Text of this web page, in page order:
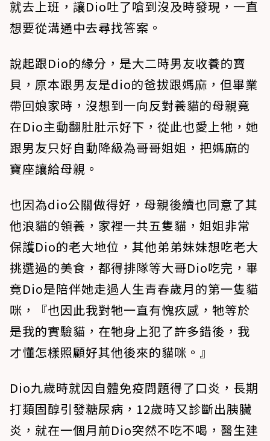
就去上班，讓Dio吐了嗆到沒及時發現，一直
想要從溝通中去尋找答案。
說起跟Dio的緣分，是大二時男友收養的寶
貝，原本跟男友是dio的爸拔跟媽麻，但畢業
帶回娘家時，沒想到一向反對養貓的母親竟
在Dio主動翻肚肚示好下，從此也愛上牠，她
跟男友只好自動降級為哥哥姐姐，把媽麻的
寶座讓給母親。
也因為dio公關做得好，母親後續也同意了其
他浪貓的領養，家裡一共五隻貓，姐姐非常
保護Dio的老大地位，其他弟弟妹妹想吃老大
挑選過的美食，都得排隊等大哥Dio吃完，畢
竟Dio是陪伴她走過人生青春歲月的第一隻貓
咪，『也因此我對牠一直有愧疚感，牠等於
是我的實驗貓，在牠身上犯了許多錯後，我
才懂怎樣照顧好其他後來的貓咪。』
Dio九歲時就因自體免疫問題得了口炎，長期
打類固醇引發糖尿病，12歲時又診斷出胰臟
炎，就在一個月前Dio突然不吃不喝，醫生建